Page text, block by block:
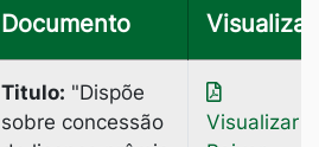
Documento Visualizar
Titulo: "Dispõe
sobre concessão
Visualizar